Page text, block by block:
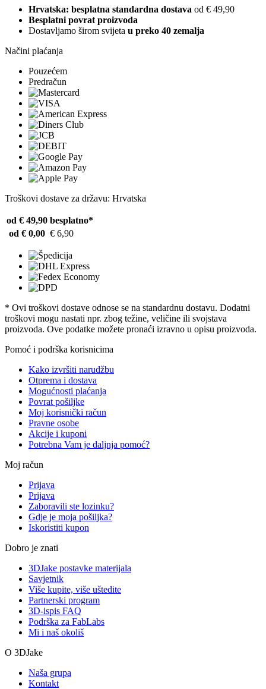
Hrvatska: besplatna standardna dostava od € 49,90
Besplatni povrat proizvoda
Dostavljamo širom svijeta u preko 40 zemalja
Načini plaćanja
Pouzećem
Predračun
Troškovi dostave za državu: Hrvatska
od € 49,90 besplatno*
od € 0,00 € 6,90
* Ovi troškovi dostave odnose se na standardnu ​​dostavu. Dodatni
troškovi mogu nastati npr. zbog težine, veličine ili svojstava
proizvoda. Ove podatke možete pronaći izravno u opisu proizvoda.
Pomoć i podrška korisnicima
Kako izvršiti narudžbu
Otprema i dostava
Mogućnosti plaćanja
Povrat pošiljke
Moj korisnički račun
Pravne osobe
Akcije i kuponi
Potrebna Vam je daljnja pomoć?
Moj račun
Prijava
Prijava
Zaboravili ste lozinku?
Gdje je moja pošiljka?
Iskoristiti kupon
Dobro je znati
3DJake postavke materijala
Savjetnik
Više kupite, više uštedite
Partnerski program
3D-ispis FAQ
Podrška za FabLabs
Mi i naš okoliš
O 3DJake
Naša grupa
Kontakt